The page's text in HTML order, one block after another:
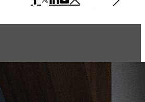
Black, black and black